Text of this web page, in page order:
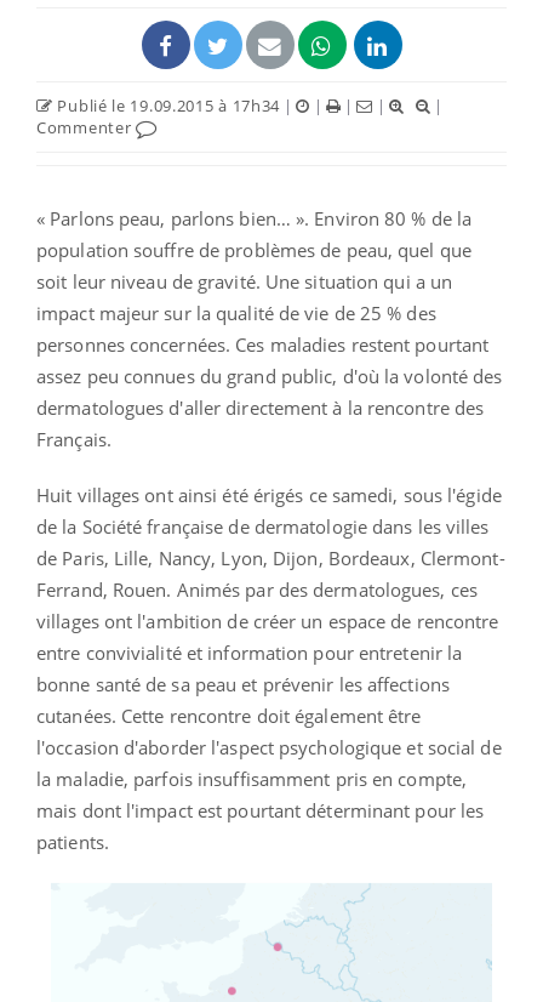
Publié le 19.09.2015 à 17h34 | | | |
|
Commenter
« Parlons peau, parlons bien… ». Environ 80 % de la
population souffre de problèmes de peau, quel que
soit leur niveau de gravité. Une situation qui a un
impact majeur sur la qualité de vie de 25 % des
personnes concernées. Ces maladies restent pourtant
assez peu connues du grand public, d'où la volonté des
dermatologues d'aller directement à la rencontre des
Français.
Huit villages ont ainsi été érigés ce samedi, sous l'égide
de la Société française de dermatologie dans les villes
de Paris, Lille, Nancy, Lyon, Dijon, Bordeaux, Clermont-
Ferrand, Rouen. Animés par des dermatologues, ces
villages ont l'ambition de créer un espace de rencontre
entre convivialité et information pour entretenir la
bonne santé de sa peau et prévenir les affections
cutanées. Cette rencontre doit également être
l'occasion d'aborder l'aspect psychologique et social de
la maladie, parfois insuffisamment pris en compte,
mais dont l'impact est pourtant déterminant pour les
patients.